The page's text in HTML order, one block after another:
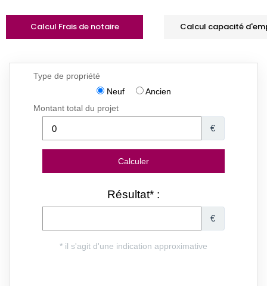
Calcul Frais de notaire Calcul capacité